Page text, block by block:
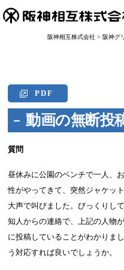
阪神相互株式会社> 阪神グ
PDF
動画の無断投
質問
昼休みに公園のベンチで一人、
性がやってきて、突然ジャケッ
大声で叫びました。びっくりし
知人からの連絡で、上記の人物
に投稿していることがわかりま
う対応すれば良いでしょうか。